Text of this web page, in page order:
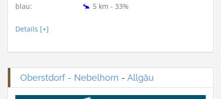
blau:
5 km - 33%
Details [+]
Oberstdorf - Nebelhorn - Allgäu